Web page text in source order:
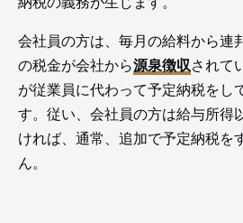
会社員の方は、毎月の給料から連
の税金が会社から源泉徴収されて
が従業員に代わって予定納税をし
す。従い、会社員の方は給与所得
ければ、通常、追加で予定納税を
ん。